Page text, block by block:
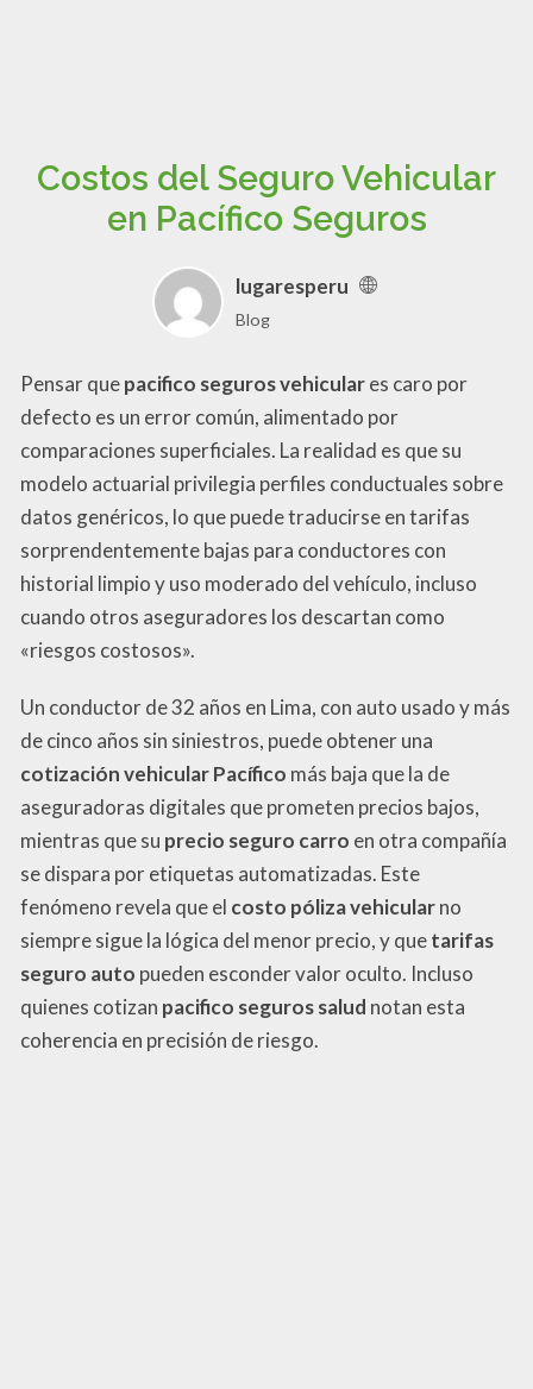
Costos del Seguro Vehicular
en Pacífico Seguros
lugaresperu
Blog
Pensar quepacifico seguros vehiculares caro por
defecto es un error común, alimentado por
comparaciones superficiales. La realidad es que su
modelo actuarial privilegia perfiles conductuales sobre
datos genéricos, lo que puede traducirse en tarifas
sorprendentemente bajas para conductores con
historial limpio y uso moderado del vehículo, incluso
cuando otros aseguradores los descartan como
«riesgos costosos».
Un conductor de 32 años en Lima, con auto usado y más
de cinco años sin siniestros, puede obtener una
cotización vehicular Pacífico más baja que la de
aseguradoras digitales que prometen precios bajos,
mientras que su precio seguro carro en otra compañía
se dispara por etiquetas automatizadas. Este
fenómeno revela que el costo póliza vehicularno
siempre sigue la lógica del menor precio, y quetarifas
seguro auto pueden esconder valor oculto. Incluso
quienes cotizan pacifico seguros salud notan esta
coherencia en precisión de riesgo.